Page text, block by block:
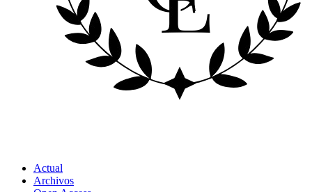
Actual
Archivos